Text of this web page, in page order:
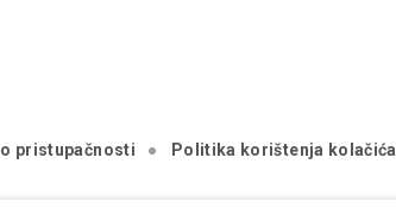
o pristupačnosti
Politika korištenja kolačića